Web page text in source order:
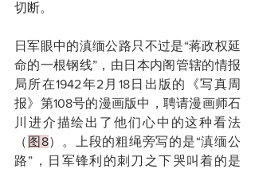
切断。
日军眼中的滇缅公路只不过是“蒋政权延
命的一根钢线”，由日本内阁管辖的情报
局所在1942年2月18日出版的《写真周
报》第108号的漫画版中，聘请漫画师石
川进介描绘出了他们心中的这种看法
（ 图8）。上段的粗绳旁写的是“滇缅公
路”，日军锋利的刺刀之下哭叫着的是